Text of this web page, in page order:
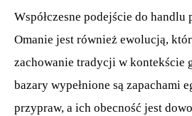
Współczesne podejście do handlu
Omanie jest również ewolucją,
zachowanie tradycji w kontekście
bazary wypełnione są zapachami
przypraw, a ich obecność jest